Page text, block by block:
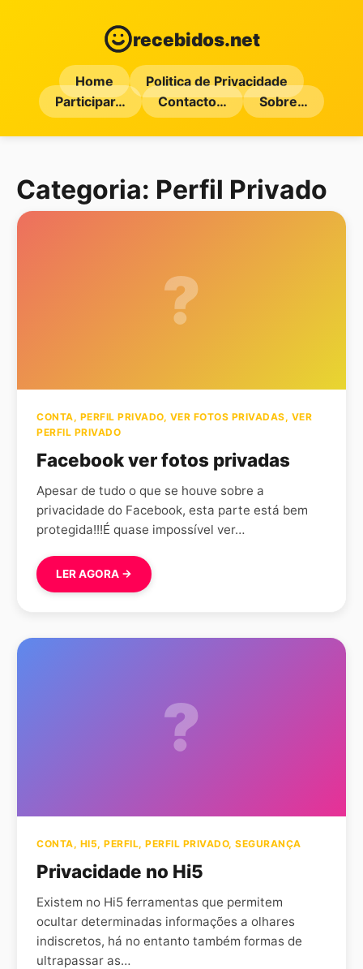
recebidos.net
Home
Politica de Privacidade
Participar…
Contacto… Sobre…
Categoria: Perfil Privado
?
CONTA, PERFIL PRIVADO, VER FOTOS PRIVADAS, VER
PERFIL PRIVADO
Facebook ver fotos privadas
Apesar de tudo o que se houve sobre a
privacidade do Facebook, esta parte está bem
protegida!!!É quase impossível ver…
LER AGORA →
?
CONTA, HI5, PERFIL, PERFIL PRIVADO, SEGURANÇA
Privacidade no Hi5
Existem no Hi5 ferramentas que permitem
ocultar determinadas informações a olhares
indiscretos, há no entanto também formas de
ultrapassar as…